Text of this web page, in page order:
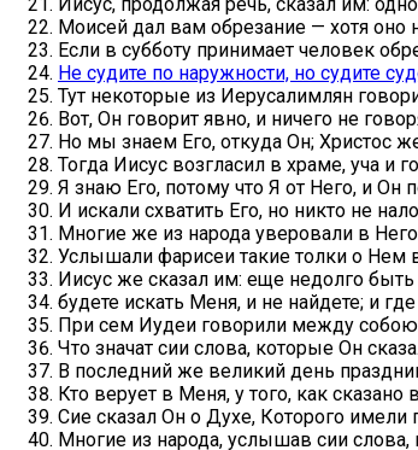
Моисей дал вам обрезание — хотя оно
Если в субботу принимает человек
Не судите по наружности, но судите
Тут некоторые из Иерусалимлян
Вот, Он говорит явно, и ничего не
Но мы знаем Его, откуда Он; Христос
Тогда Иисус возгласил в храме, уча и
Я знаю Его, потому что Я от Него, и Он
И искали схватить Его, но никто не
Многие же из народа уверовали в
Услышали фарисеи такие толки о Нем
Иисус же сказал им: еще недолго
будете искать Меня, и не найдете; и
При сем Иудеи говорили между собою:
Что значат сии слова, которые Он
В последний же великий день
Кто верует в Меня, у того, как
Сие сказал Он о Духе, Которого
Многие из народа, услышав сии слова,